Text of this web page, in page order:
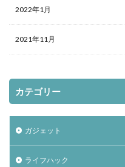
2022年1月
2021年11月
カテゴリー
ガジェット
ライフハック